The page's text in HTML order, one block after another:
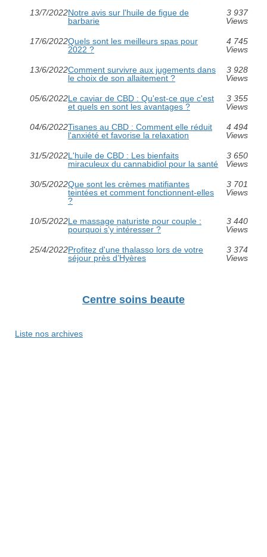
13/7/2022Notre avis sur l'huile de figue de
barbarie
3 937
Views
17/6/2022Quels sont les meilleurs spas pour
2022 ?
4 745
Views
13/6/2022Comment survivre aux jugements dans
le choix de son allaitement ?
3 928
Views
05/6/2022Le caviar de CBD : Qu'est-ce que c'est
et quels en sont les avantages ?
3 355
Views
04/6/2022Tisanes au CBD : Comment elle réduit
l'anxiété et favorise la relaxation
4 494
Views
31/5/2022L'huile de CBD : Les bienfaits
miraculeux du cannabidiol pour la santé
3 650
Views
30/5/2022Que sont les crèmes matifiantes
teintées et comment fonctionnent-elles
?
3 701
Views
10/5/2022Le massage naturiste pour couple :
pourquoi s’y intéresser ?
3 440
Views
25/4/2022Profitez d'une thalasso lors de votre
séjour près d’Hyères
3 374
Views
Centre soins beaute
Liste nos archives